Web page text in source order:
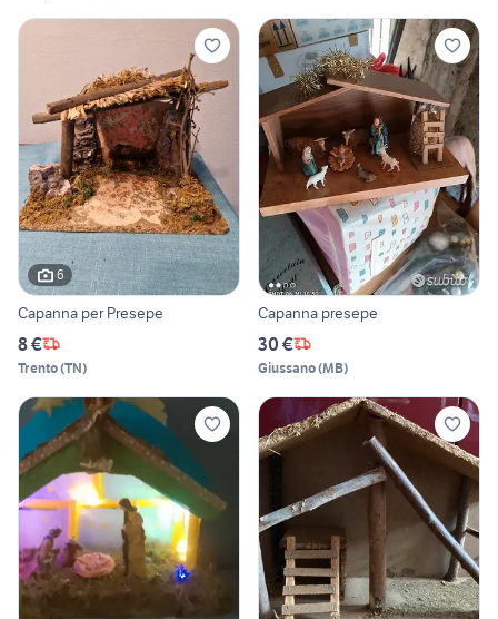
6
Capanna per Presepe
8 €
Trento(TN)
Capanna presepe
30 €
Giussano(MB)